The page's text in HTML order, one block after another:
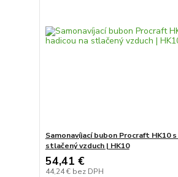
Samonavíjací bubon Procraft HK10
stlačený vzduch | HK10
54,41 €
44,24 € bez DPH